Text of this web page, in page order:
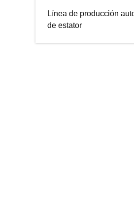
Línea de producción
de estator